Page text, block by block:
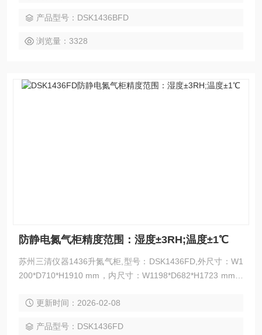
产品型号：DSK1436BFD
浏览量：3328
防静电氮气柜精度范围：湿度±3RH;温度±1℃
苏州三清仪器1436升氮气柜,型号：DSK1436FD,外尺寸：W1
200*D710*H1910 mm，内尺寸：W1198*D682*H1723 mm，
制。防静电氮气柜精度范围：湿度±3RH;温度±1℃
更新时间：2026-02-08
产品型号：DSK1436FD